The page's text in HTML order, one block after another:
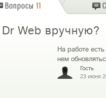
Вопросы 11
Web вручную?
На работе
нем
Гость
23 июня